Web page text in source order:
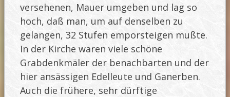
versehenen, Mauer umgeben und lag so
hoch, daß man, um auf denselben zu
gelangen, 32 Stufen emporsteigen mußte.
In der Kirche waren viele schöne
Grabdenkmäler der benachbarten und der
hier ansässigen Edelleute und Ganerben.
Auch die frühere, sehr dürftige